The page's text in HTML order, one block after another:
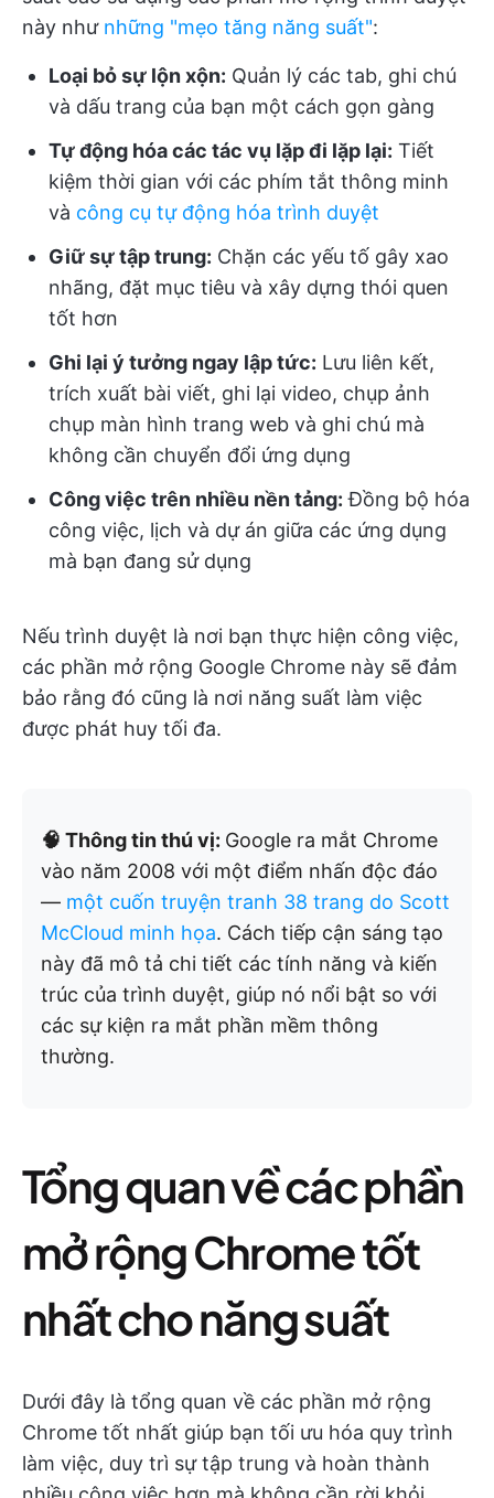
này như những "mẹo tăng năng suất":
Loại bỏ sự lộn xộn: Quản lý các tab, ghi chú
và dấu trang của bạn một cách gọn gàng
Tự động hóa các tác vụ lặp đi lặp lại: Tiết
kiệm thời gian với các phím tắt thông minh
và công cụ tự động hóa trình duyệt
Giữ sự tập trung: Chặn các yếu tố gây xao
nhãng, đặt mục tiêu và xây dựng thói quen
tốt hơn
Ghi lại ý tưởng ngay lập tức: Lưu liên kết,
trích xuất bài viết, ghi lại video, chụp ảnh
chụp màn hình trang web và ghi chú mà
không cần chuyển đổi ứng dụng
Công việc trên nhiều nền tảng: Đồng bộ hóa
công việc, lịch và dự án giữa các ứng dụng
mà bạn đang sử dụng
Nếu trình duyệt là nơi bạn thực hiện công việc,
các phần mở rộng Google Chrome này sẽ đảm
bảo rằng đó cũng là nơi năng suất làm việc
được phát huy tối đa.
🧠 Thông tin thú vị: Google ra mắt Chrome
vào năm 2008 với một điểm nhấn độc đáo
— một cuốn truyện tranh 38 trang do Scott
McCloud minh họa. Cách tiếp cận sáng tạo
này đã mô tả chi tiết các tính năng và kiến
trúc của trình duyệt, giúp nó nổi bật so với
các sự kiện ra mắt phần mềm thông
thường.
Tổng quan về các phần
mở rộng Chrome tốt
nhất cho năng suất
Dưới đây là tổng quan về các phần mở rộng
Chrome tốt nhất giúp bạn tối ưu hóa quy trình
làm việc, duy trì sự tập trung và hoàn thành